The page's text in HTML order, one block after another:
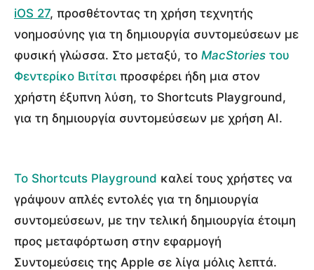
iOS 27, προσθέτοντας τη χρήση τεχνητής
νοημοσύνης για τη δημιουργία συντομεύσεων με
φυσική γλώσσα. Στο μεταξύ, το MacStories του
Φεντερίκο Βιτίτσι προσφέρει ήδη μια στον
χρήστη έξυπνη λύση, το Shortcuts Playground,
για τη δημιουργία συντομεύσεων με χρήση AI.
Το Shortcuts Playground καλεί τους χρήστες να
γράψουν απλές εντολές για τη δημιουργία
συντομεύσεων, με την τελική δημιουργία έτοιμη
προς μεταφόρτωση στην εφαρμογή
Συντομεύσεις της Apple σε λίγα μόλις λεπτά.